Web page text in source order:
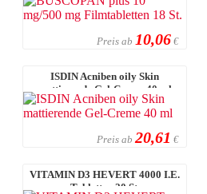
Preis ab 10,06 €
ISDIN Acniben oily Skin
mattierende Gel-Creme 40 ml
Preis ab 20,61 €
VITAMIN D3 HEVERT 4000 I.E.
Tabletten 20 St.